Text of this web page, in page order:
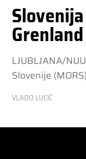
Grenland
LJUBLJANA/
Slovenije
VLADO LUCIĆ